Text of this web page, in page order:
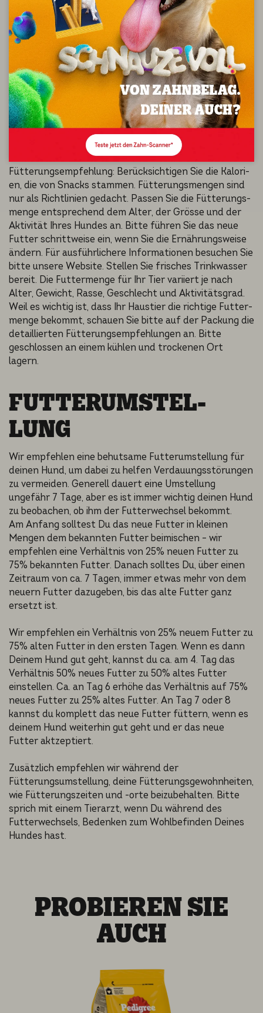
Vitamin B₁: 9.4 mg, Vitamin B₂: 16.0 mg, Vitamin D₃: 1406
IU, Vitamin E: 100 mg, Biotin: 0.22 mg, Copper (copper (II)
sulfate pentahydrate): 3.9 mg, Iodine (potassium iodide
): 0.98 mg, manganese (manganese (II) sulfate,
monohydrate): 20.3 mg, selenium (sodium selenite): 0.33
mg, zinc (zinc sulfate monohydrate): 57.4 mg.
FÜTTERUNGS­EMP­
FEH­LUNG
Fütterungs­emp­feh­lung: Berück­sich­ti­gen Sie die Kalori­
en, die von Snacks stammen. Fütterungs­men­gen sind
nur als Richtli­ni­en gedacht. Passen Sie die Fütterungs­
men­ge entspre­chend dem Alter, der Grösse und der
Aktivi­tät Ihres Hundes an. Bitte führen Sie das neue
Futter schritt­wei­se ein, wenn Sie die Ernährungs­wei­se
ändern. Für ausführ­li­che­re Informa­tio­nen besuchen Sie
bitte unsere Website. Stellen Sie frisches Trinkwas­ser
bereit. Die Futter­men­ge für Ihr Tier variiert je nach
Alter, Gewicht, Rasse, Geschlecht und Aktivi­täts­grad.
Weil es wichtig ist, dass Ihr Haustier die richti­ge Futter­
men­ge bekommt, schauen Sie bitte auf der Packung die
detail­lier­ten Fütterungs­emp­feh­lun­gen an. Bitte
geschlos­sen an einem kühlen und trocke­nen Ort
lagern.
FUTTER­UM­STEL­
LUNG
Wir empfehlen eine behutsame Futterumstellung für
deinen Hund, um dabei zu helfen Verdauungsstörungen
zu vermeiden. Generell dauert eine Umstellung
ungefähr 7 Tage, aber es ist immer wichtig deinen Hund
zu beobachen, ob ihm der Futterwechsel bekommt.
Am Anfang solltest Du das neue Futter in kleinen
Mengen dem bekannten Futter beimischen – wir
empfehlen eine Verhältnis von 25% neuen Futter zu
75% bekannten Futter. Danach solltes Du, über einen
Zeitraum von ca. 7 Tagen, immer etwas mehr von dem
neuern Futter dazugeben, bis das alte Futter ganz
ersetzt ist.
Wir empfehlen ein Verhältnis von 25% neuem Futter zu
75% alten Futter in den ersten Tagen. Wenn es dann
Deinem Hund gut geht, kannst du ca. am 4. Tag das
Verhältnis 50% neues Futter zu 50% altes Futter
einstellen. Ca. an Tag 6 erhöhe das Verhältnis auf 75%
neues Futter zu 25% altes Futter. An Tag 7 oder 8
kannst du komplett das neue Futter füttern, wenn es
deinem Hund weiterhin gut geht und er das neue
Futter aktzeptiert.
Zusätzlich empfehlen wir während der
Fütterungsumstellung, deine Fütterungsgewohnheiten,
wie Fütterungszeiten und -orte beizubehalten. Bitte
sprich mit einem Tierarzt, wenn Du während des
Futterwechsels, Bedenken zum Wohlbefinden Deines
Hundes hast.
PROBIEREN SIE
AUCH